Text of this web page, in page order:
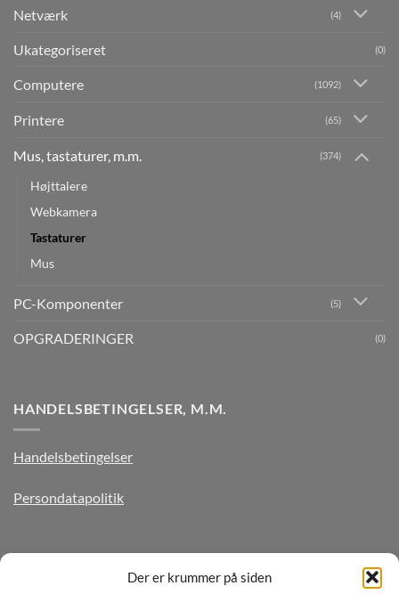
Der er krummer på siden
Netværk (4)
Ukategoriseret (0)
Computere (1092)
Printere (65)
Mus, tastaturer, m.m. (374)
Højttalere
Webkamera
Tastaturer
Mus
PC-Komponenter (5)
OPGRADERINGER (0)
HANDELSBETINGELSER, M.M.
Handelsbetingelser
Persondatapolitik